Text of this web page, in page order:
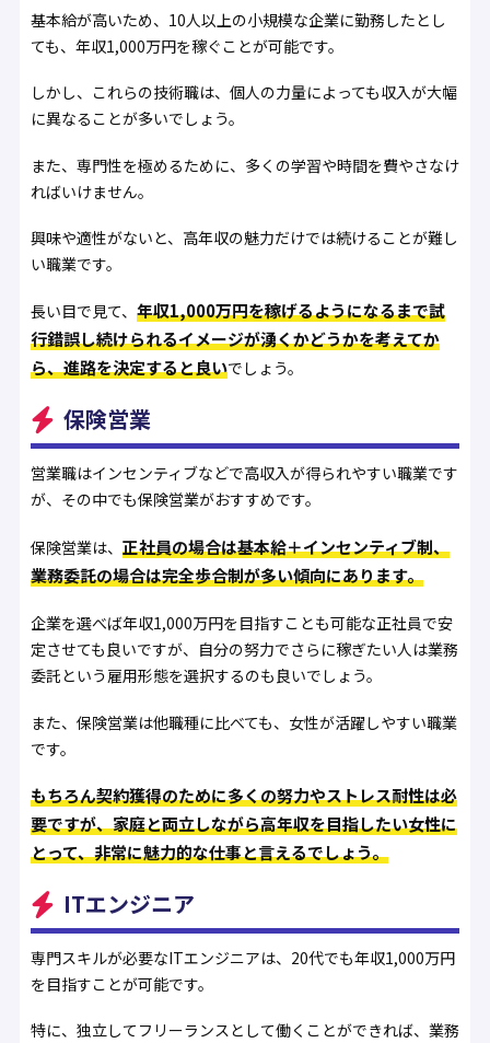
基本給が高いため、10人以上の小規模な企業に勤務したとし
ても、年収1,000万円を稼ぐことが可能です。
しかし、これらの技術職は、個人の力量によっても収入が大幅
に異なることが多いでしょう。
また、専門性を極めるために、多くの学習や時間を費やさなけ
ればいけません。
興味や適性がないと、高年収の魅力だけでは続けることが難し
い職業です。
長い目で見て、 年収1,000万円を稼げるようになるまで試
行錯誤し続けられるイメージが湧くかどうかを考えてか
ら、進路を決定すると良いでしょう。
保険営業
営業職はインセンティブなどで高収入が得られやすい職業です
が、その中でも保険営業がおすすめです。
保険営業は、 正社員の場合は基本給＋インセンティブ制、
業務委託の場合は完全歩合制が多い傾向にあります。
企業を選べば年収1,000万円を目指すことも可能な正社員で安
定させても良いですが、自分の努力でさらに稼ぎたい人は業務
委託という雇用形態を選択するのも良いでしょう。
また、保険営業は他職種に比べても、女性が活躍しやすい職業
です。
もちろん契約獲得のために多くの努力やストレス耐性は必
要ですが、家庭と両立しながら高年収を目指したい女性に
とって、非常に魅力的な仕事と言えるでしょう。
ITエンジニア
専門スキルが必要なITエンジニアは、20代でも年収1,000万円
を目指すことが可能です。
特に、独立してフリーランスとして働くことができれば、業務